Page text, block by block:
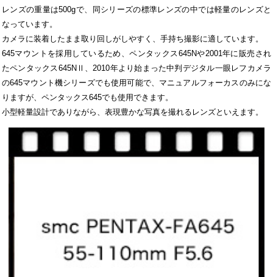
レンズの重量は500gで、同シリーズの標準レンズの中では軽量のレンズと
なっています。
カメラに装着したまま取り回しがしやすく、手持ち撮影に適しています。
645マウントを採用しているため、ペンタックス645Nや2001年に販売され
たペンタックス645NⅡ、2010年より始まった中判デジタル一眼レフカメラ
の645マウント機シリーズでも使用可能で、マニュアルフォーカスのみにな
りますが、ペンタックス645でも使用できます。
小型軽量設計でありながら、表現豊かな写真を撮れるレンズといえます。